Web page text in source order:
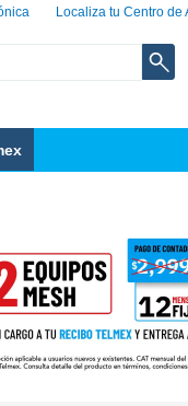
Localiza tu Centro de